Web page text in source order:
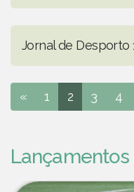
Jornal de Desporto
« 1 2 3 4